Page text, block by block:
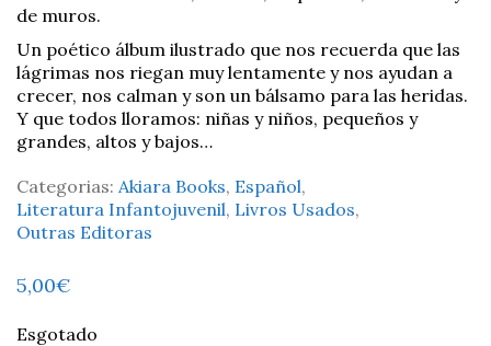
de muros.
Un poético álbum ilustrado que nos recuerda que las
lágrimas nos riegan muy lentamente y nos ayudan a
crecer, nos calman y son un bálsamo para las heridas.
Y que todos lloramos: niñas y niños, pequeños y
grandes, altos y bajos…
Categorias: Akiara Books, Español,
Literatura Infantojuvenil, Livros Usados,
Outras Editoras
5,00€
Esgotado